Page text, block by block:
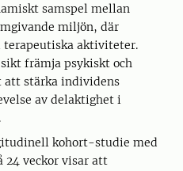
samspel mellan
miljön, där
aktiviteter.
främja psykiskt och
att stärka individens
av delaktighet i
kohort-studie med
veckor visar att